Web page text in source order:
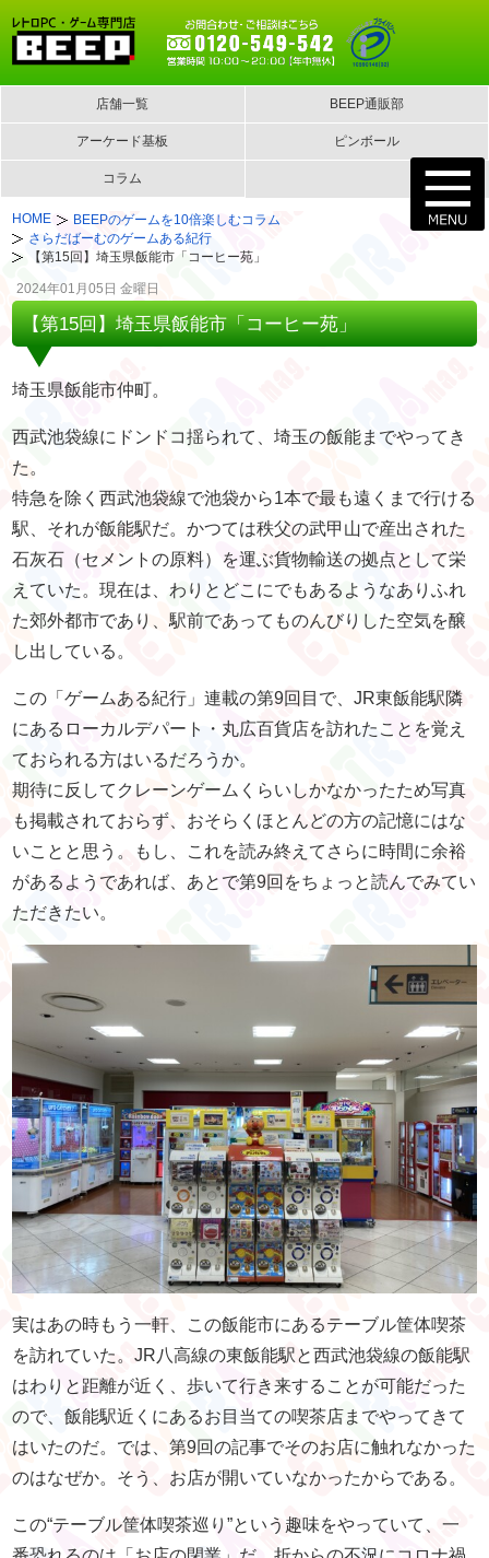
店舗一覧 BEEP通販部
アーケード基板 ピンボール
コラム
HOME
BEEPのゲームを10倍楽しむコラム
さらだばーむのゲームある紀行
【第15回】埼玉県飯能市「コーヒー苑」
2024年01月05日 金曜日
【第15回】埼玉県飯能市「コーヒー苑」
埼玉県飯能市仲町。
西武池袋線にドンドコ揺られて、埼玉の飯能までやってき
た。
特急を除く西武池袋線で池袋から1本で最も遠くまで行ける
駅、それが飯能駅だ。かつては秩父の武甲山で産出された
石灰石（セメントの原料）を運ぶ貨物輸送の拠点として栄
えていた。現在は、わりとどこにでもあるようなありふれ
た郊外都市であり、駅前であってものんびりした空気を醸
し出している。
この「ゲームある紀行」連載の第9回目で、JR東飯能駅隣
にあるローカルデパート・丸広百貨店を訪れたことを覚え
ておられる方はいるだろうか。
期待に反してクレーンゲームくらいしかなかったため写真
も掲載されておらず、おそらくほとんどの方の記憶にはな
いことと思う。もし、これを読み終えてさらに時間に余裕
があるようであれば、あとで第9回をちょっと読んでみてい
ただきたい。
実はあの時もう一軒、この飯能市にあるテーブル筐体喫茶
を訪れていた。JR八高線の東飯能駅と西武池袋線の飯能駅
はわりと距離が近く、歩いて行き来することが可能だった
ので、飯能駅近くにあるお目当ての喫茶店までやってきて
はいたのだ。では、第9回の記事でそのお店に触れなかった
のはなぜか。そう、お店が開いていなかったからである。
この“テーブル筐体喫茶巡り”という趣味をやっていて、一